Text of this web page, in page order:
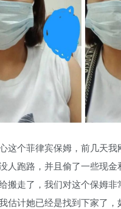
这个菲律宾保姆，前几天
人跑路，并且偷了一些现
搬走了，我们对这个保姆
估计她已经是找到下家了，